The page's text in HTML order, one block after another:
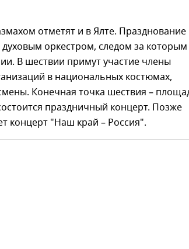
отметят и в Ялте. Празднование
духовым оркестром, следом за которым
В шествии примут участие члены
в национальных костюмах,
Конечная точка шествия –
праздничный концерт. Позже
концерт "Наш край – Россия".